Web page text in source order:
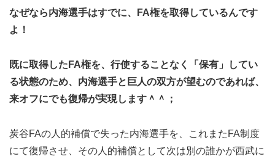
なぜなら内海選手はすでに、FA権を取得しているんです
よ！
既に取得したFA権を、行使することなく「保有」してい
る状態のため、内海選手と巨人の双方が望むのであれば、
来オフにでも復帰が実現します＾＾；
炭谷FAの人的補償で失った内海選手を、これまたFA制度
にて復帰させ、その人的補償として次は別の誰かが西武に